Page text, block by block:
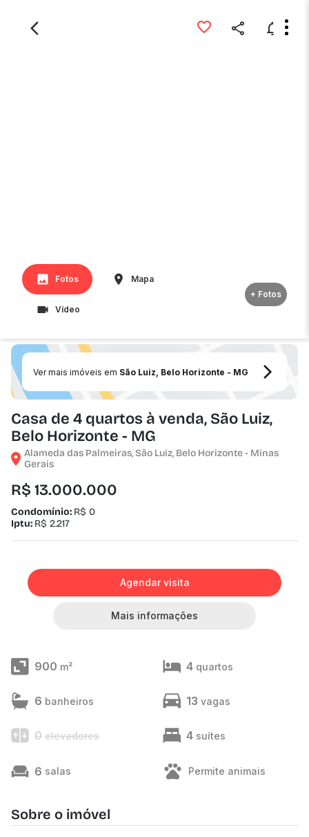
Fotos Mapa
Vídeo
+ Fotos
Ver mais imóveis em São Luiz, Belo Horizonte - MG
Casa de 4 quartos à venda, São Luiz,
Belo Horizonte - MG
Alameda das Palmeiras, São Luiz, Belo Horizonte - Minas
Gerais
R$ 13.000.000
Condomínio: R$ 0
Iptu: R$ 2.217
Agendar visita
Mais informações
900 m² 4 quartos
6 banheiros 13 vagas
0 elevadores 4 suítes
6 salas Permite animais
Sobre o imóvel